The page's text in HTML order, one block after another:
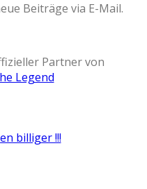
Beiträge via E-Mail.
Partner von
billiger !!!